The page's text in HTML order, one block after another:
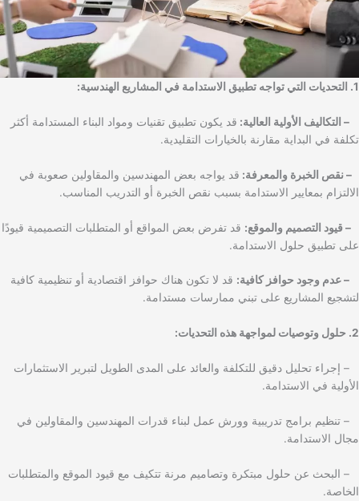
1. التحديات التي تواجه تطبيق الاستدامة في المشاريع الهندسية:
– التكاليف الأولية العالية: قد يكون تطبيق تقنيات ومواد البناء المستدامة أكثر
تكلفة في البداية مقارنة بالخيارات التقليدية.
– نقص الخبرة والمعرفة: قد يواجه بعض المهندسين والمقاولين صعوبة في
الالتزام بمعايير الاستدامة بسبب نقص الخبرة أو التدريب المناسب.
– قيود التصميم والموقع: قد تفرض بعض المواقع أو المتطلبات التصميمية قيودًا
على تطبيق حلول الاستدامة.
– عدم وجود حوافز كافية: قد لا تكون هناك حوافز اقتصادية أو تنظيمية كافية
لتشجيع المشاريع على تبني ممارسات مستدامة.
2. حلول وتوصيات لمواجهة هذه التحديات:
– إجراء تحليل دقيق للتكلفة والعائد على المدى الطويل لتبرير الاستثمارات
الأولية في الاستدامة.
– تنظيم برامج تدريبية وورش عمل لبناء قدرات المهندسين والمقاولين في
مجال الاستدامة.
– البحث عن حلول مبتكرة وتصاميم مرنة تتكيف مع قيود الموقع والمتطلبات
الخاصة.